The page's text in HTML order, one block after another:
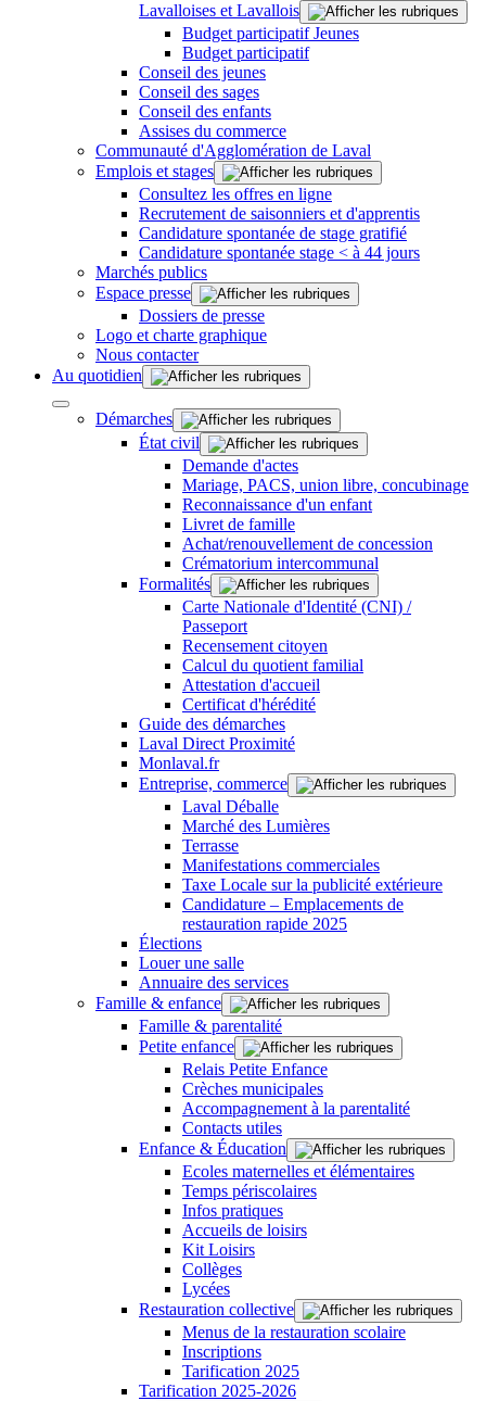
Lavalloises et Lavallois
Budget participatif Jeunes
Budget participatif
Conseil des jeunes
Conseil des sages
Conseil des enfants
Assises du commerce
Communauté d'Agglomération de Laval
Emplois et stages
Consultez les offres en ligne
Recrutement de saisonniers et d'apprentis
Candidature spontanée de stage gratifié
Candidature spontanée stage < à 44 jours
Marchés publics
Espace presse
Dossiers de presse
Logo et charte graphique
Nous contacter
Au quotidien
Démarches
État civil
Demande d'actes
Mariage, PACS, union libre, concubinage
Reconnaissance d'un enfant
Livret de famille
Achat/renouvellement de concession
Crématorium intercommunal
Formalités
Carte Nationale d'Identité (CNI) /
Passeport
Recensement citoyen
Calcul du quotient familial
Attestation d'accueil
Certificat d'hérédité
Guide des démarches
Laval Direct Proximité
Monlaval.fr
Entreprise, commerce
Laval Déballe
Marché des Lumières
Terrasse
Manifestations commerciales
Taxe Locale sur la publicité extérieure
Candidature – Emplacements de
restauration rapide 2025
Élections
Louer une salle
Annuaire des services
Famille & enfance
Famille & parentalité
Petite enfance
Relais Petite Enfance
Crèches municipales
Accompagnement à la parentalité
Contacts utiles
Enfance & Éducation
Ecoles maternelles et élémentaires
Temps périscolaires
Infos pratiques
Accueils de loisirs
Kit Loisirs
Collèges
Lycées
Restauration collective
Menus de la restauration scolaire
Inscriptions
Tarification 2025
Tarification 2025-2026